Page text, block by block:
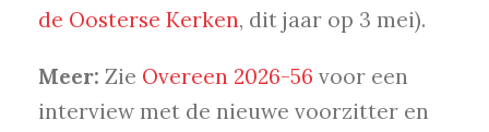
de Oosterse Kerken, dit jaar op 3 mei).
Meer: Zie Overeen 2026-56 voor een
interview met de nieuwe voorzitter en